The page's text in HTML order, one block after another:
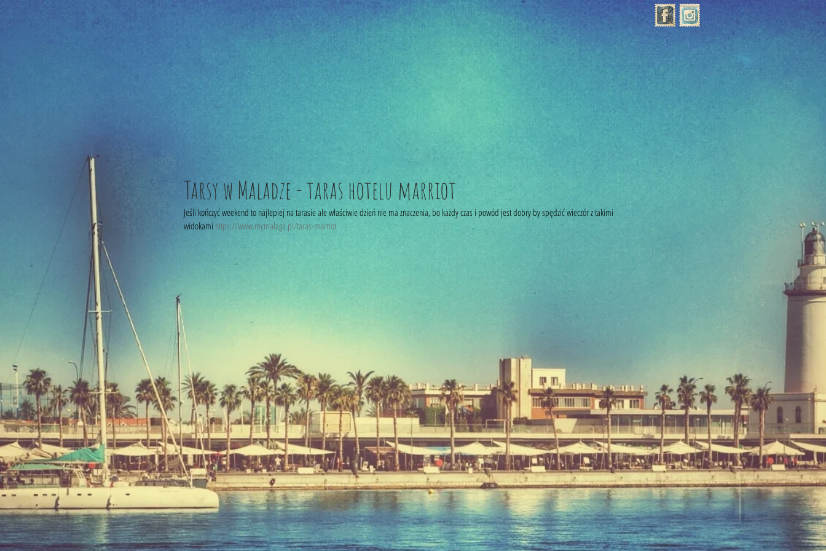
Tarsy w Maladze - taras hotelu marriot
Jeśli kończyć weekend to najlepiej na tarasie ale właściwie dzień nie ma znaczenia, bo każdy czas i powód jest dobry by spędzić wieczór z takimi
widokami https://www.mymalaga.pl/taras-marriot